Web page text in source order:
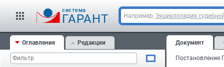
cистема
ГАРАНТ Например, Энциклопедия
Оглавление Редакции Документ